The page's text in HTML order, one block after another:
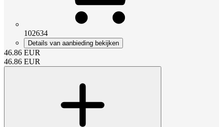
102634
Details van aanbieding bekijken
46.86 EUR
46.86 EUR